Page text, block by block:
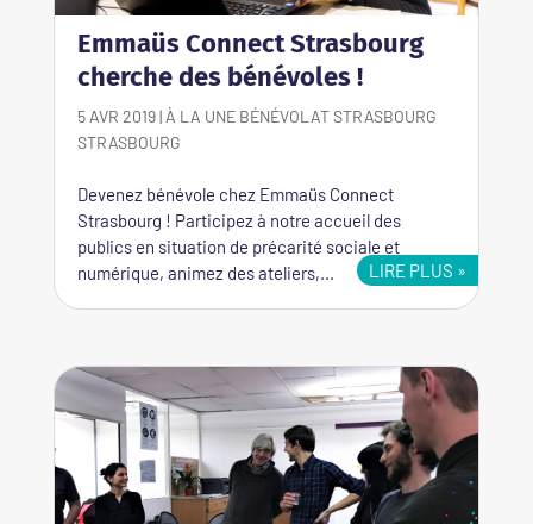
Emmaüs Connect Strasbourg
cherche des bénévoles !
5 AVR 2019| À LA UNE BÉNÉVOLAT STRASBOURG
STRASBOURG
Devenez bénévole chez Emmaüs Connect
Strasbourg ! Participez à notre accueil des
publics en situation de précarité sociale et
numérique, animez des ateliers,...
LIRE PLUS